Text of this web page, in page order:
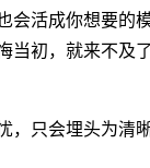
会活成你想要的
当初，就来不及
只会埋头为清